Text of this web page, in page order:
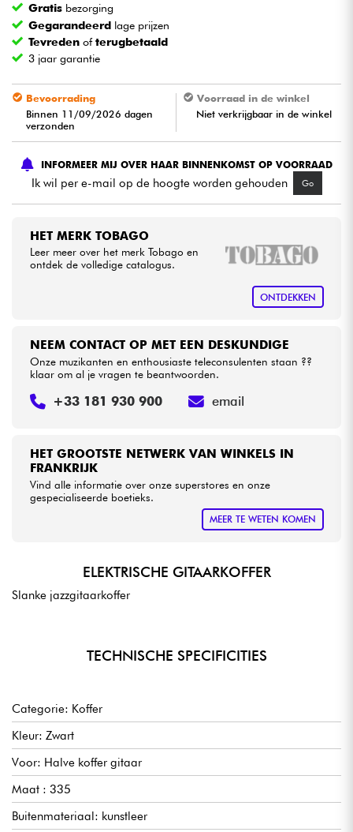
Blaasinstrument
Kinderen
Kabels & toebehoren
HiFi
Gratis bezorging
Gegarandeerd lage prijzen
Tevreden ofterugbetaald
3 jaar garantie
Bevoorrading
Binnen 11/09/2026 dagen
verzonden
Voorraad in de winkel
Niet verkrijgbaar in de winkel
INFORMEER MIJ OVER HAAR BINNENKOMST OP VOORRAAD
Ik wil per e-mail op de hoogte worden gehouden Go
HET MERK TOBAGO
Leer meer over het merk Tobago en
ontdek de volledige catalogus.
ONTDEKKEN
HET GROOTSTE NETWERK VAN WINKELS IN
FRANKRIJK
Vind alle informatie over onze superstores en onze
gespecialiseerde boetieks.
MEER TE WETEN KOMEN
NEEM CONTACT OP MET EEN DESKUNDIGE
Onze muzikanten en enthousiaste teleconsulenten staan ??
klaar om al je vragen te beantwoorden.
+33 181 930 900 email
ELEKTRISCHE GITAARKOFFER
Slanke jazzgitaarkoffer
TECHNISCHE SPECIFICITIES
Categorie: Koffer
Kleur: Zwart
Voor: Halve koffer gitaar
Maat : 335
Buitenmateriaal: kunstleer